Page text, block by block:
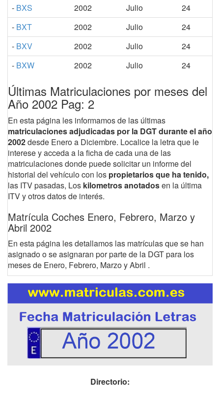
- BXS 2002 Julio
24
- BXT 2002 Julio
24
- BXV 2002 Julio
24
- BXW 2002 Julio 24
Últimas Matriculaciones por meses del
Año 2002 Pag: 2
En esta página les informamos de las últimas
matriculaciones adjudicadas por la DGT durante el año
2002desde Enero a Diciembre. Localice la letra que le
interese y acceda a la ficha de cada una de las
matriculaciones donde puede solicitar un informe del
historial del vehículo con los propietarios que ha tenido,
las ITV pasadas, Los kilometros anotadosen la última
ITV y otros datos de interés.
Matrícula Coches Enero, Febrero, Marzo y
Abril 2002
En esta página les detallamos las matrículas que se han
asignado o se asignaran por parte de la DGT para los
meses de Enero, Febrero, Marzo y Abril .
Directorio: